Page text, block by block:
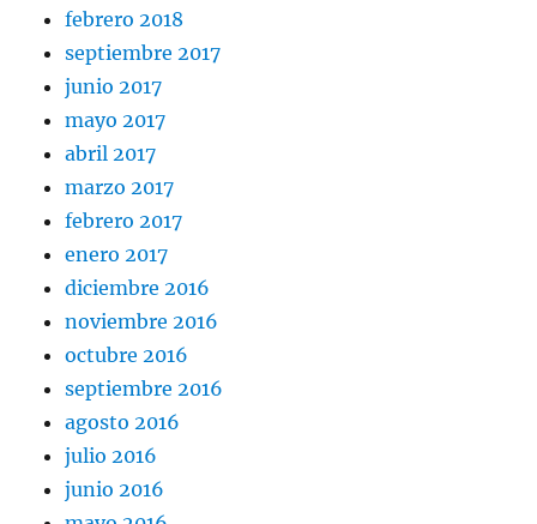
febrero 2018
septiembre 2017
junio 2017
mayo 2017
abril 2017
marzo 2017
febrero 2017
enero 2017
diciembre 2016
noviembre 2016
octubre 2016
septiembre 2016
agosto 2016
julio 2016
junio 2016